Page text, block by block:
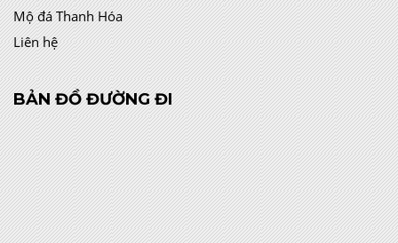
Mộ đá Thanh Hóa
Liên hệ
BẢN ĐỒ ĐƯỜNG ĐI